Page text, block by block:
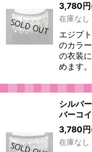
3,780円
在庫なし
エジプ
のカラ
の衣装
めます
シルバ
バーコ
3,780円
在庫なし